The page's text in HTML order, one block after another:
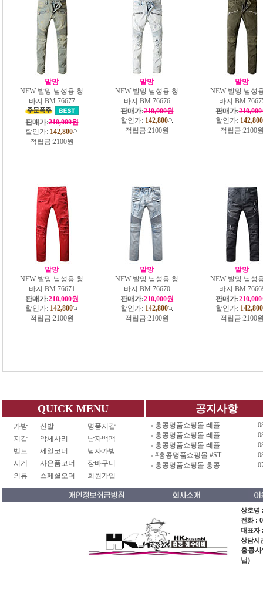
발망
NEW 발망 남성용 청
바지 BM 76677
판매가:210,000원
할인가: 142,800
적립금:2100원
발망
NEW 발망 남성용 청
바지 BM 76676
판매가:210,000원
할인가: 142,800
적립금:2100원
발망
NEW 발망 남성
바지 BM
판매가:
할인가: 142,800
적립금:2100
발망
NEW 발망 남성용 청
바지 BM 76671
판매가:210,000원
할인가: 142,800
적립금:2100원
발망
NEW 발망 남성용 청
바지 BM 76670
판매가:210,000원
할인가: 142,800
적립금:2100원
발망
NEW 발망 남성
바지 BM
판매가:
할인가: 142,800
적립금:2100
QUICK MENU
가방 신발
명품지갑
지갑
악세사리
남자백팩
벨트
세일코너
남자가방
시계
사은품코너
장바구니
의류
스페셜오더 회원가입
공지사항
홍콩명품쇼핑몰.레플..
홍콩명품쇼핑몰.레플..
홍콩명품쇼핑몰.레플..
#홍콩명품쇼핑몰 #ST ..
홍콩명품쇼핑몰 홍콩..
상호명
전화 :
대표자
상담시
홍콩
님)